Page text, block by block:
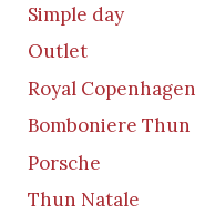
Simple day
Outlet
Royal Copenhagen
Bomboniere Thun
Porsche
Thun Natale